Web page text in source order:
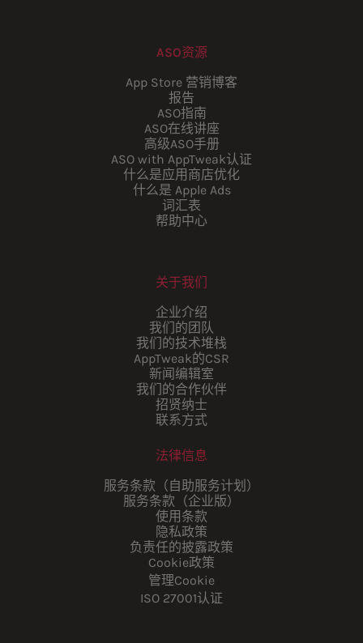
ASO资源
App Store 营销博客
报告
ASO指南
ASO在线讲座
高级ASO手册
ASO with AppTweak认证
什么是应用商店优化
什么是 Apple Ads
词汇表
帮助中心
关于我们
企业介绍
我们的团队
我们的技术堆栈
AppTweak的CSR
新闻编辑室
我们的合作伙伴
招贤纳士
联系方式
法律信息
服务条款（自助服务计划）
服务条款（企业版）
使用条款
隐私政策
负责任的披露政策
Cookie政策
管理Cookie
ISO 27001认证